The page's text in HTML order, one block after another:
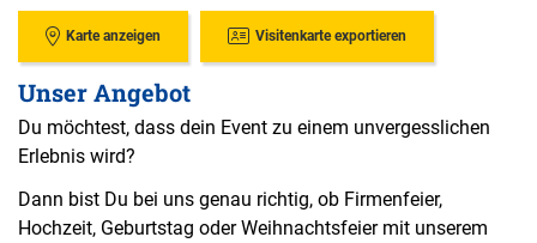
Karte anzeigen Visitenkarte exportieren
Unser Angebot
Du möchtest, dass dein Event zu einem unvergesslichen
Erlebnis wird?
Dann bist Du bei uns genau richtig, ob Firmenfeier,
Hochzeit, Geburtstag oder Weihnachtsfeier mit unserem